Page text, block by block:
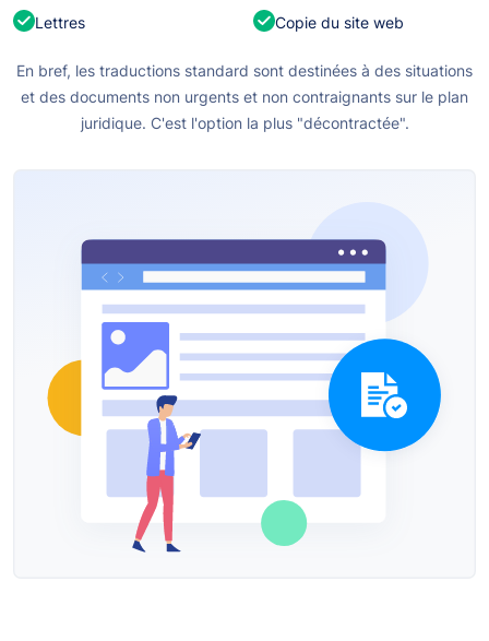
Lettres Copie du site web
En bref, les traductions standard sont destinées à des situations
et des documents non urgents et non contraignants sur le plan
juridique. C'est l'option la plus "décontractée".